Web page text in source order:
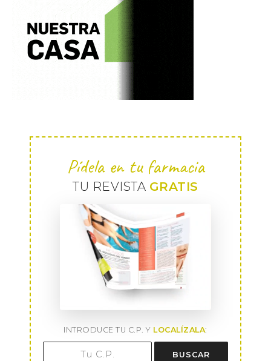
Pídela en tu farmacia
TU REVISTA GRATIS
INTRODUCE TU C.P. Y LOCALÍZALA:
BUSCAR